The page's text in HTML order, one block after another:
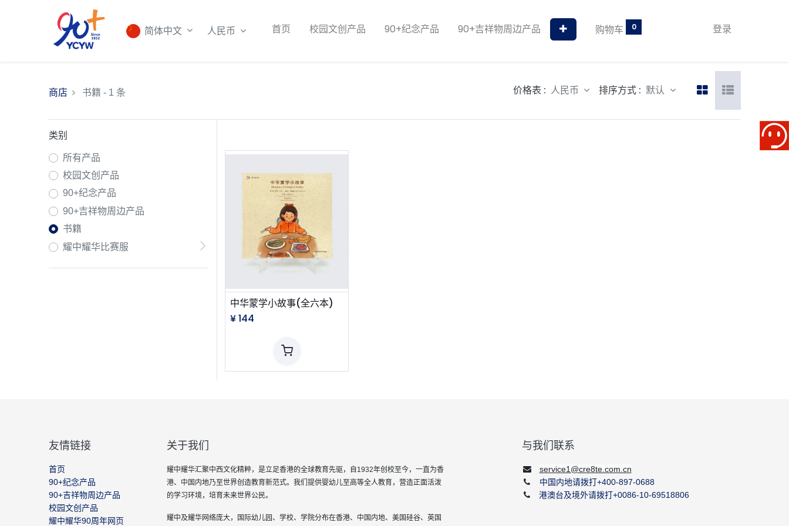
简体中文 人民币 首页 校园文创产品 90+纪念产品 90+吉祥物周边产品 购物车 0 登录
商店 书籍 - 1 条 价格表 : 人民币 排序方式 : 默认
类别
所有产品
校园文创产品
90+纪念产品
90+吉祥物周边产品
书籍
耀中耀华比赛服
中华蒙学小故事(全六本)
¥144
友情链接
首页
90+纪念产品
90+吉祥物周边产品
校园文创产品
耀中耀华90周年网页
关于我们
耀中耀华汇聚中西文化精粹，是立足香港的全球教育先驱，自1932年创校至今，一直为香
港、中国内地乃至世界创造教育新范式。我们提供婴幼儿至高等全人教育，营造正面活泼
的学习环境，培育未来世界公民。
耀中及耀华网络庞大，国际幼儿园、学校、学院分布在香港、中国内地、美国硅谷、英国
与我们联系
service1@cre8te.com.cn
中国内地请拨打+400-897-0688
港澳台及境外请拨打+0086-10-69518806